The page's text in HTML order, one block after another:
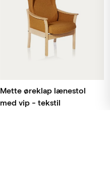
Mette øreklap lænestol
med vip - tekstil